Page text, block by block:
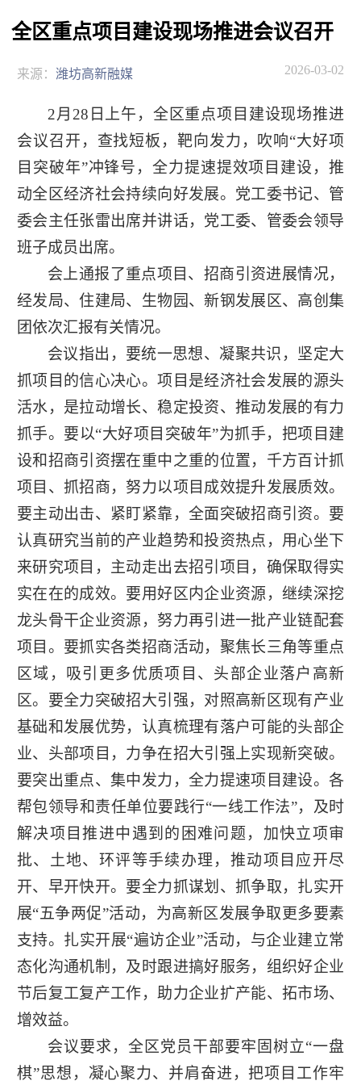
全区重点项目建设现场推进会议召开
来源： 潍坊高新融媒 2026-03-02
2月28日上午，全区重点项目建设现场推进
会议召开，查找短板，靶向发力，吹响“大好项
目突破年”冲锋号，全力提速提效项目建设，推
动全区经济社会持续向好发展。党工委书记、管
委会主任张雷出席并讲话，党工委、管委会领导
班子成员出席。
会上通报了重点项目、招商引资进展情况，
经发局、住建局、生物园、新钢发展区、高创集
团依次汇报有关情况。
会议指出，要统一思想、凝聚共识，坚定大
抓项目的信心决心。项目是经济社会发展的源头
活水，是拉动增长、稳定投资、推动发展的有力
抓手。要以“大好项目突破年”为抓手，把项目建
设和招商引资摆在重中之重的位置，千方百计抓
项目、抓招商，努力以项目成效提升发展质效。
要主动出击、紧盯紧靠，全面突破招商引资。要
认真研究当前的产业趋势和投资热点，用心坐下
来研究项目，主动走出去招引项目，确保取得实
实在在的成效。要用好区内企业资源，继续深挖
龙头骨干企业资源，努力再引进一批产业链配套
项目。要抓实各类招商活动，聚焦长三角等重点
区域，吸引更多优质项目、头部企业落户高新
区。要全力突破招大引强，对照高新区现有产业
基础和发展优势，认真梳理有落户可能的头部企
业、头部项目，力争在招大引强上实现新突破。
要突出重点、集中发力，全力提速项目建设。各
帮包领导和责任单位要践行“一线工作法”，及时
解决项目推进中遇到的困难问题，加快立项审
批、土地、环评等手续办理，推动项目应开尽
开、早开快开。要全力抓谋划、抓争取，扎实开
展“五争两促”活动，为高新区发展争取更多要素
支持。扎实开展“遍访企业”活动，与企业建立常
态化沟通机制，及时跟进搞好服务，组织好企业
节后复工复产工作，助力企业扩产能、拓市场、
增效益。
会议要求，全区党员干部要牢固树立“一盘
棋”思想，凝心聚力、并肩奋进，把项目工作牢